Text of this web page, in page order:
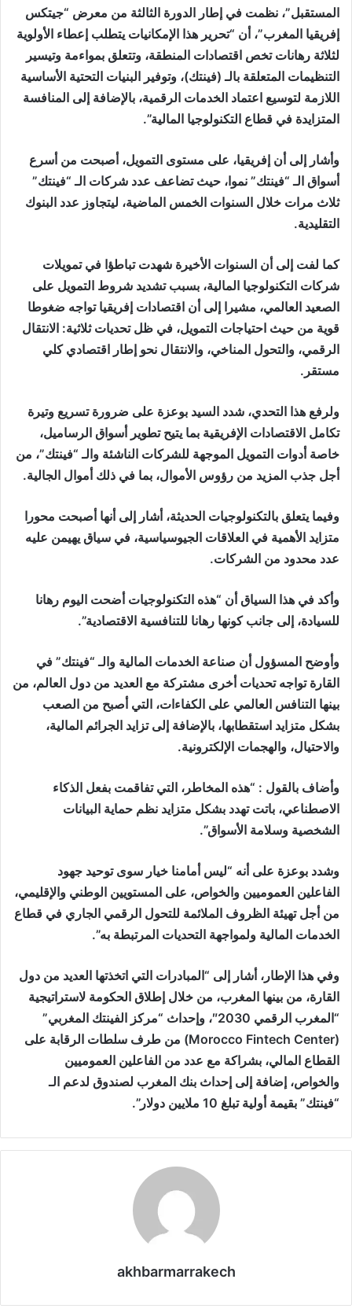
المستقبل”، نظمت في إطار الدورة الثالثة من معرض “جيتكس
إفريقيا المغرب”، أن “تحرير هذا الإمكانيات يتطلب إعطاء الأولوية
لثلاثة رهانات تخص اقتصادات المنطقة، وتتعلق بمواءمة وتيسير
التنظيمات المتعلقة بالـ (فينتك)، وتوفير البنيات التحتية الأساسية
اللازمة لتوسيع اعتماد الخدمات الرقمية، بالإضافة إلى المنافسة
المتزايدة في قطاع التكنولوجيا المالية”.
وأشار إلى أن إفريقيا، على مستوى التمويل، أصبحت من أسرع
أسواق الـ “فينتك” نموا، حيث تضاعف عدد شركات الـ “فينتك”
ثلاث مرات خلال السنوات الخمس الماضية، ليتجاوز عدد البنوك
التقليدية.
كما لفت إلى أن السنوات الأخيرة شهدت تباطؤا في تمويلات
شركات التكنولوجيا المالية، بسبب تشديد شروط التمويل على
الصعيد العالمي، مشيرا إلى أن اقتصادات إفريقيا تواجه ضغوطا
قوية من حيث احتياجات التمويل، في ظل تحديات ثلاثية: الانتقال
الرقمي، والتحول المناخي، والانتقال نحو إطار اقتصادي كلي
مستقر.
ولرفع هذا التحدي، شدد السيد بوعزة على ضرورة تسريع وتيرة
تكامل الاقتصادات الإفريقية بما يتيح تطوير أسواق الرساميل،
خاصة أدوات التمويل الموجهة للشركات الناشئة والـ “فينتك”، من
أجل جذب المزيد من رؤوس الأموال، بما في ذلك أموال الجالية.
وفيما يتعلق بالتكنولوجيات الحديثة، أشار إلى أنها أصبحت محورا
متزايد الأهمية في العلاقات الجيوسياسية، في سياق يهيمن عليه
عدد محدود من الشركات.
وأكد في هذا السياق أن “هذه التكنولوجيات أضحت اليوم رهانا
للسيادة، إلى جانب كونها رهانا للتنافسية الاقتصادية”.
وأوضح المسؤول أن صناعة الخدمات المالية والـ “فينتك” في
القارة تواجه تحديات أخرى مشتركة مع العديد من دول العالم، من
بينها التنافس العالمي على الكفاءات، التي أصبح من الصعب
بشكل متزايد استقطابها، بالإضافة إلى تزايد الجرائم المالية،
والاحتيال، والهجمات الإلكترونية.
وأضاف بالقول : “هذه المخاطر، التي تفاقمت بفعل الذكاء
الاصطناعي، باتت تهدد بشكل متزايد نظم حماية البيانات
الشخصية وسلامة الأسواق”.
وشدد بوعزة على أنه “ليس أمامنا خيار سوى توحيد جهود
الفاعلين العموميين والخواص، على المستويين الوطني والإقليمي،
من أجل تهيئة الظروف الملائمة للتحول الرقمي الجاري في قطاع
الخدمات المالية ولمواجهة التحديات المرتبطة به”.
وفي هذا الإطار، أشار إلى “المبادرات التي اتخذتها العديد من دول
القارة، من بينها المغرب، من خلال إطلاق الحكومة لاستراتيجية
“المغرب الرقمي 2030″، وإحداث “مركز الفينتك المغربي”
(Morocco Fintech Center) من طرف سلطات الرقابة على
القطاع المالي، بشراكة مع عدد من الفاعلين العموميين
والخواص، إضافة إلى إحداث بنك المغرب لصندوق لدعم الـ
“فينتك” بقيمة أولية تبلغ 10 ملايين دولار”.
akhbarmarrakech